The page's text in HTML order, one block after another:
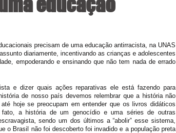
precisam de uma educação antirracista, na UNAS
diariamente, incentivando as crianças e adolescentes
empoderando e ensinando que não tem nada de errado
e dizer quais ações reparativas ele está fazendo para
de nosso país devemos relembrar que a história não
hoje se preocupam em entender que os livros didáticos
a história de um genocídio e uma séries de outras
sendo um dos últimos a “abolir” esse sistema,
o Brasil não foi descoberto foi invadido e a população preta